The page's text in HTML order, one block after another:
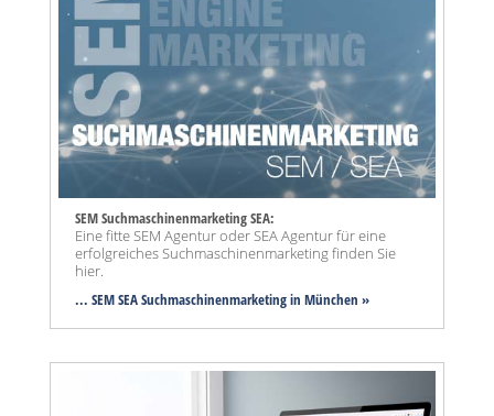
SEM Suchmaschinenmarketing SEA:
Eine fitte SEM Agentur oder SEA Agentur für eine
erfolgreiches Suchmaschinenmarketing finden Sie
hier.
... SEM SEA Suchmaschinenmarketingin München »